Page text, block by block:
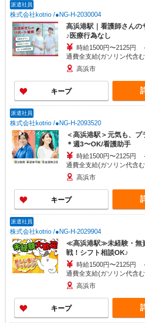
派遣社員
株式会社kotrio /●NG-H-2030004
高浜港駅｜看護師さんの
♪医療行為なし
時給1500円〜2125円
通費全支給(ガソリン代含む
高浜市
キープ
派遣社員
株式会社kotrio /●NG-H-2093520
＜高浜港駅＞元気も、
＊週3〜OK/看護助手
時給1500円〜2125円
通費全支給(ガソリン代含む
高浜市
キープ
派遣社員
株式会社kotrio /●NG-H-2029904
≪高浜港駅≫未経験・無
戦！シフト相談OK♪
時給1500円〜2125円
通費全支給(ガソリン代含む
高浜市
キープ